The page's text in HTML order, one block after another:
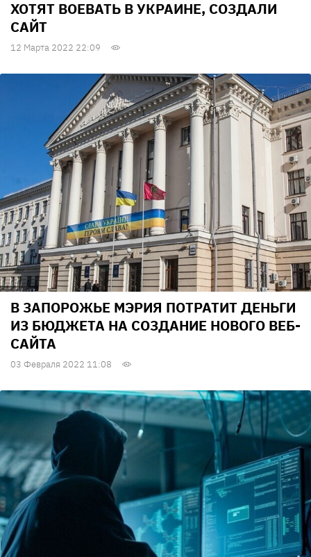
ХОТЯТ ВОЕВАТЬ В УКРАИНЕ, СОЗДАЛИ
САЙТ
12 Марта 2022 22:09
В ЗАПОРОЖЬЕ МЭРИЯ ПОТРАТИТ ДЕНЬГИ
ИЗ БЮДЖЕТА НА СОЗДАНИЕ НОВОГО ВЕБ-
САЙТА
03 Февраля 2022 11:08